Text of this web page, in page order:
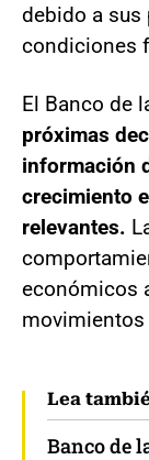
debido a
condiciones
El Banco de
próximas
información
crecimiento
relevantes.
económicos
movimientos
Lea
Banco de